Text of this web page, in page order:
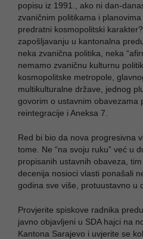
popisu iz 1991., ako ni dan-
zvaničnim politikama i
predratni kosmopolitski
zapošljavanju u kantonalna
neka zvanična politika, neka
nemamo zvaničnu kulturnu
kosmopolitske metropole,
multikulturalne države, jednog
govorim o ustavnim obavezama
reintegracije i Aneksa 7.
Red bi bio da nova progresivna
tome. Ne “na svoju ruku” već u
propisanih ustavnih obaveza,
decenija nosioci vlasti ponašali
godina sve više, protuustavno u
Provjerite spiskove radnika
javno objavljeni u SDA hajci na
Kantona Sarajevo i uvjerite se